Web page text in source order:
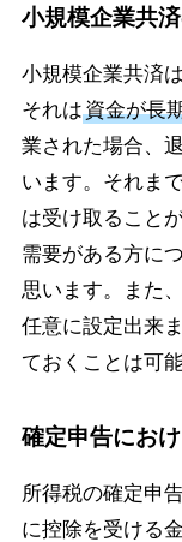
小規模企業共
小規模企業共済
それは資金が長
業された場合、
います。それま
は受け取ること
需要がある方に
思います。また
任意に設定出来
ておくことは可能
確定申告にお
所得税の確定申
に控除を受ける